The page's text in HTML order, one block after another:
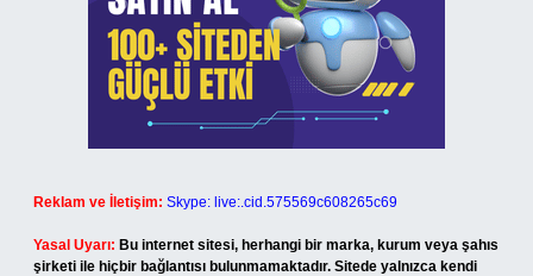
Reklam ve İletişim: Skype: live:.cid.575569c608265c69
Yasal Uyarı: Bu internet sitesi, herhangi bir marka, kurum veya şahıs
şirketi ile hiçbir bağlantısı bulunmamaktadır. Sitede yalnızca kendi